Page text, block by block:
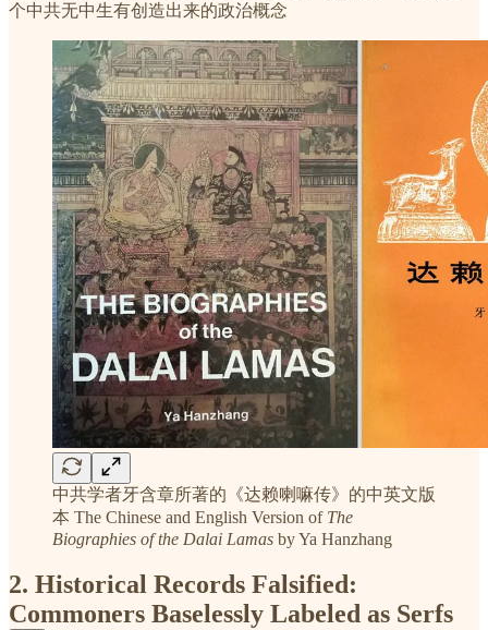
个中共无中生有创造出来的政治概念
中共学者牙含章所著的《达赖喇嘛传》的中英文版
本 The Chinese and English Version of The
Biographies of the Dalai Lamas by Ya Hanzhang
2. Historical Records Falsified:
Commoners Baselessly Labeled as Serfs